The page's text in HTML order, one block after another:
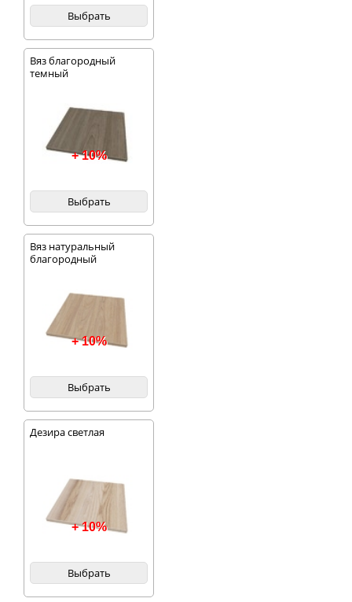
Выбрать
Вяз благородный
темный
+ 10%
Выбрать
Вяз натуральный
благородный
+ 10%
Выбрать
Дезира светлая
+ 10%
Выбрать